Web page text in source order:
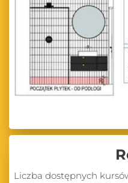
Liczba dostępnych